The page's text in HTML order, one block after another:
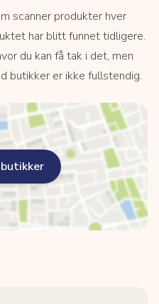
scanner produkter hver
har blitt funnet tidligere.
du kan få tak i det, men
butikker er ikke fullstendig.